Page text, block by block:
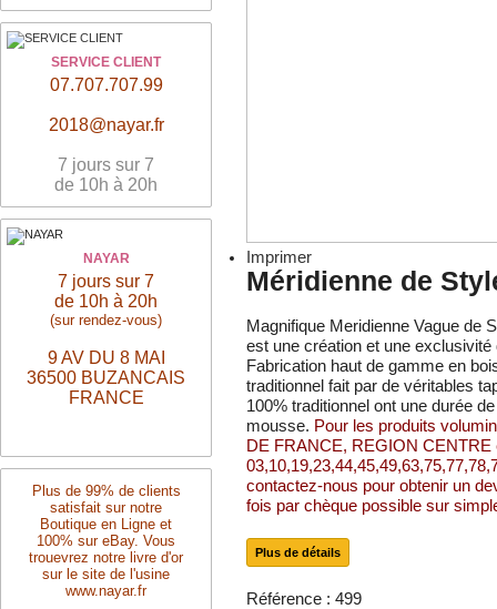
SERVICE CLIENT
07.707.707.99
2018@nayar.fr
7 jours sur 7
de 10h à 20h
NAYAR
7 jours sur 7
de 10h à 20h
(sur rendez-vous)
9 AV DU 8 MAI
36500 BUZANCAIS
FRANCE
Plus de 99% de clients
satisfait sur notre
Boutique en Ligne et
100% sur eBay. Vous
trouevrez notre livre d'or
sur le site de l'usine
www.nayar.fr
Imprimer
Méridienne de
Magnifique Meridienne Vague de
est une création et une
Fabrication haut de gamme en
traditionnel fait par de véritables
100% traditionnel ont une durée
mousse. Pour les produits
DE FRANCE, REGION CENTRE
contactez-nous pour obtenir un
fois par chèque possible sur
Plus de détails
Référence : 499